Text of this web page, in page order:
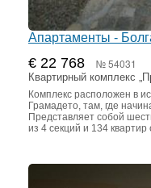
Апартаменты -
€ 22 768 № 54031
Квартирный комплекс
Комплекс расположен в
Грамадето, там, где
Представляет собой
из 4 секций и 134